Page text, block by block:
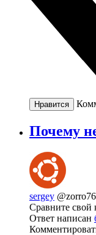
Нравится
Почему
sergey @zorro76
Сравните свой
Ответ написан